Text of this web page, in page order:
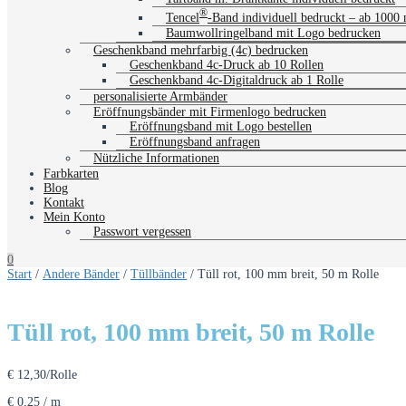
Tencel®-Band individuell bedruckt – ab 1000
Baumwollringelband mit Logo bedrucken
Geschenkband mehrfarbig (4c) bedrucken
Geschenkband 4c-Druck ab 10 Rollen
Geschenkband 4c-Digitaldruck ab 1 Rolle
personalisierte Armbänder
Eröffnungsbänder mit Firmenlogo bedrucken
Eröffnungsband mit Logo bestellen
Eröffnungsband anfragen
Nützliche Informationen
Farbkarten
Blog
Kontakt
Mein Konto
Passwort vergessen
0
Start / Andere Bänder / Tüllbänder / Tüll rot, 100 mm breit, 50 m Rolle
Tüll rot, 100 mm breit, 50 m Rolle
€ 12,30/Rolle
€ 0,25 / m